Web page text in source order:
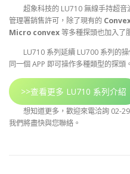
超象科技的 LU710 無線手持超音
管理署銷售許可，除了現有的
Micro convex等多種探頭也加入了
LU710 系列延續 LU700 系列的操
同一個 APP 即可操作多種類型的
>>查看更多 LU710 系列介紹
想知道更多，歡迎來電洽詢 02-
我們將盡快與您聯絡。